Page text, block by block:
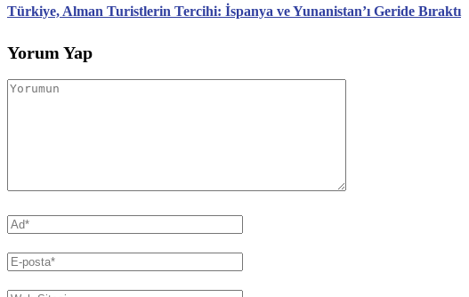
Türkiye, Alman Turistlerin Tercihi: İspanya ve Yunanistan’ı Geride Bıraktı
Yorum Yap